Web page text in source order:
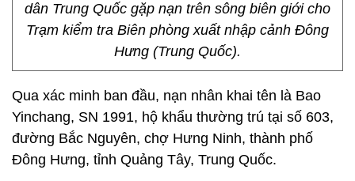
dân Trung Quốc gặp nạn trên sông biên giới cho
Trạm kiểm tra Biên phòng xuất nhập cảnh Đông
Hưng (Trung Quốc).
Qua xác minh ban đầu, nạn nhân khai tên là Bao
Yinchang, SN 1991, hộ khẩu thường trú tại số 603,
đường Bắc Nguyên, chợ Hưng Ninh, thành phố
Đông Hưng, tỉnh Quảng Tây, Trung Quốc.